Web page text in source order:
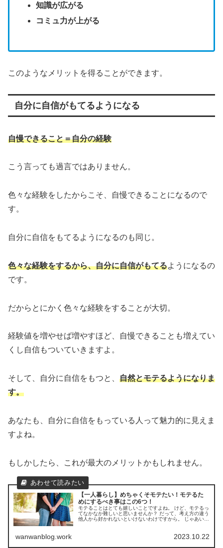
知識が広がる
コミュ力が上がる
このようなメリットを得ることができます。
自分に自信がもてるようになる
自慢できること＝自分の経験
こう言っても過言ではありません。
色々な経験をしたからこそ、自慢できることになるので
す。
自分に自信をもてるようになるのも同じ。
色々な経験をするから、自分に自信がもてるようになるの
です。
だからとにかく色々な経験をすることが大切。
経験値を増やせば増やすほど、自慢できることも増えてい
くし自信もついていきますよ。
そして、自分に自信をもつと、 自然とモテるようになりま
す。
あなたも、自分に自信をもっている人って魅力的に見えま
すよね。
もしかしたら、これが最大のメリットかもしれません。
【一人暮らし】めちゃくそモテたい！モテるた
めにするべき事はこの6つ！
モテることはとても嬉しいことですよね。 けど、モテるっ
てなかなか難しいと思いませんか？ だって、考え方の違う
他人から好かれないといけないわけですから。 じゃあいっ
wanwanblog.work 2023.10.22